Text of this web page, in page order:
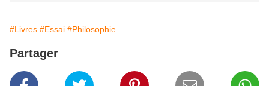
#Livres #Essai #Philosophie
Partager